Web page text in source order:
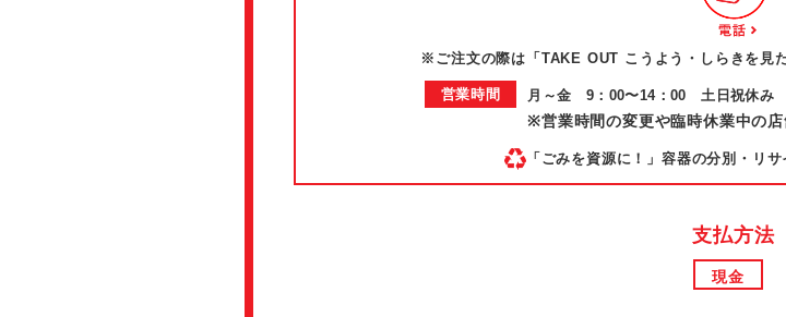
※ご注文の際は「TAKE OUT こうよう・しらきを見
営業時間 月～金 9：00〜14：00 土日祝休み
※営業時間の変更や臨時休業中の店
「ごみを資源に！」容器の分別・リサ
支払方法
現金